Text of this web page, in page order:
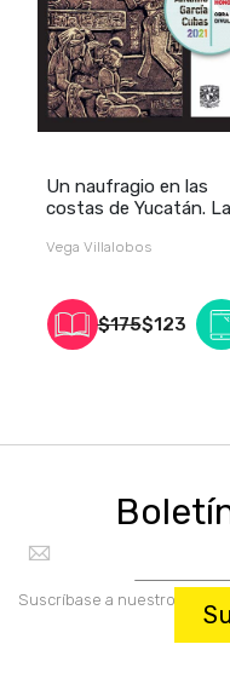
Un naufragio en las
costas de Yucatán. La
principios del siglo XVI,
Vega Villalobos
$175$123
Suscríbase a nuestro boletín: